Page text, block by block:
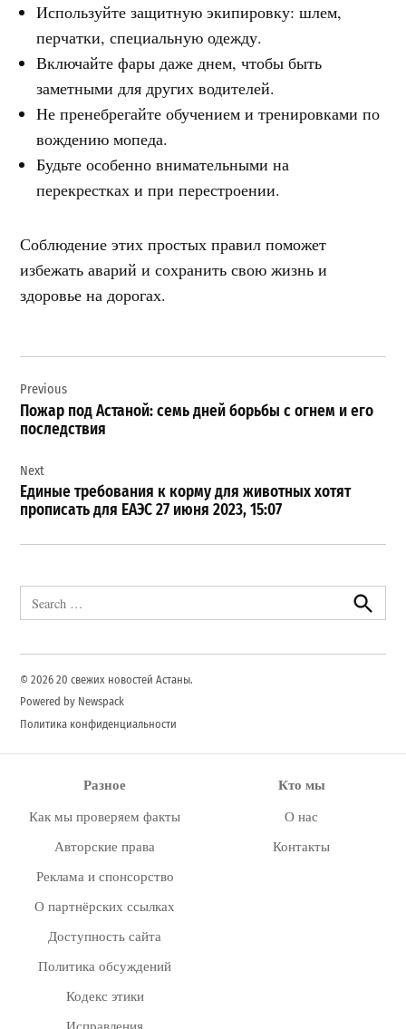
Используйте защитную экипировку: шлем,
перчатки, специальную одежду.
Включайте фары даже днем, чтобы быть
заметными для других водителей.
Не пренебрегайте обучением и тренировками по
вождению мопеда.
Будьте особенно внимательными на
перекрестках и при перестроении.
Соблюдение этих простых правил поможет
избежать аварий и сохранить свою жизнь и
здоровье на дорогах.
по
записям
Previous
Пожар под Астаной: семь дней борьбы с огнем и его
последствия
Next
Единые требования к корму для животных хотят
прописать для ЕАЭС 27 июня 2023, 15:07
for:
Search
© 2026 20 свежих новостей Астаны.
Powered by Newspack
Политика конфиденциальности
Разное
Как мы проверяем факты
Авторские права
Реклама и спонсорство
О партнёрских ссылках
Доступность сайта
Политика обсуждений
Кодекс этики
Исправления
Кто мы
О нас
Контакты